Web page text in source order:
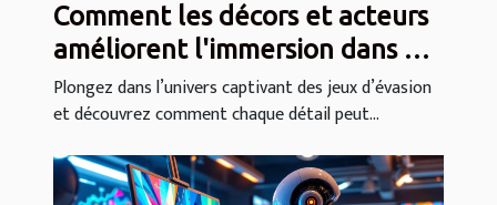
Comment les décors et acteurs
améliorent l'immersion dans un
jeu d'évasion ?
Plongez dans l’univers captivant des jeux d’évasion
et découvrez comment chaque détail peut...